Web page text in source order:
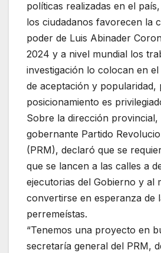
políticas realizadas en el
los ciudadanos favorecen la
poder de Luis Abinader
2024 y a nivel mundial los
investigación lo colocan en
de aceptación y popularidad,
posicionamiento es
Sobre la dirección provincial,
gobernante Partido
(PRM), declaró que se
que se lancen a las calles a
ejecutorias del Gobierno y al
convertirse en esperanza de
perremeístas.
“Tenemos una proyecto en
secretaría general del PRM,